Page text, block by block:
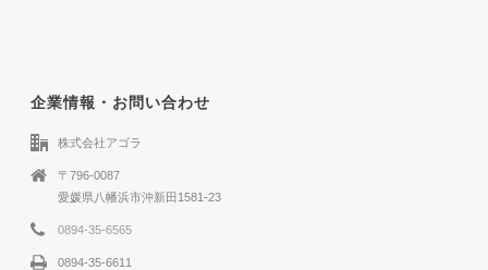
企業情報・お問い合わせ
株式会社アゴラ
〒796-0087
愛媛県八幡浜市沖新田1581-23
0894-35-6565
0894-35-6611